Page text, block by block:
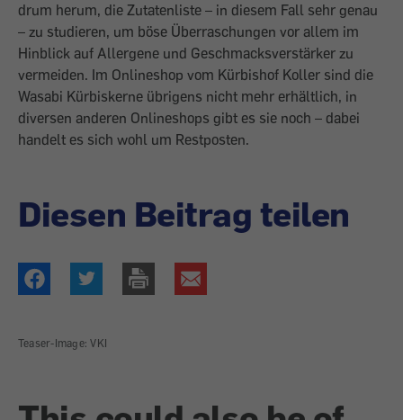
drum herum, die Zutatenliste – in diesem Fall sehr genau
– zu studieren, um böse Überraschungen vor allem im
Hinblick auf Allergene und Geschmacksverstärker zu
vermeiden. Im Onlineshop vom Kürbishof Koller sind die
Wasabi Kürbiskerne übrigens nicht mehr erhältlich, in
diversen anderen Onlineshops gibt es sie noch – dabei
handelt es sich wohl um Restposten.
Diesen Beitrag teilen
Teaser-Image: VKI